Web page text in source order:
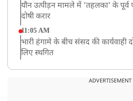
यौन उत्पीड़न मामले में 'तहलका' के
दोषी करार
11:05 AM
भारी हंगामे के बीच संसद की
लिए स्थगित
झारखंड: JPSC परीक्षा धांधली मामले में
ADVERTISEMENT